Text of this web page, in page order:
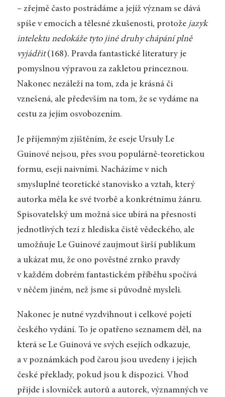
– zřejmě často postrádáme a jejíž význam se dává
spíše v emocích a tělesné zkušenosti, protože jazyk
intelektu nedokáže tyto jiné druhy chápání plně
vyjádřit(168). Pravda fantastické literatury je
pomyslnou výpravou za zakletou princeznou.
Nakonec nezáleží na tom, zda je krásná či
vznešená, ale především na tom, že se vydáme na
cestu za jejím osvobozením.
Je příjemným zjištěním, že eseje Ursuly Le
Guinové nejsou, přes svou populárně-teoretickou
formu, eseji naivními. Nacházíme v nich
smysluplné teoretické stanovisko a vztah, který
autorka měla ke své tvorbě a konkrétnímu žánru.
Spisovatelský um možná sice ubírá na přesnosti
jednotlivých tezí z hlediska čistě vědeckého, ale
umožňuje Le Guinové zaujmout širší publikum
a ukázat mu, že ono pověstné zrnko pravdy
v každém dobrém fantastickém příběhu spočívá
v něčem jiném, než jsme si původně mysleli.
Nakonec je nutné vyzdvihnout i celkové pojetí
českého vydání. To je opatřeno seznamem děl, na
která se Le Guinová ve svých esejích odkazuje,
a v poznámkách pod čarou jsou uvedeny i jejich
české překlady, pokud jsou k dispozici. Vhod
přijde i slovníček autorů a autorek, významných ve